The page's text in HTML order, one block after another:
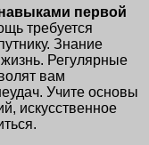
первой
требуется
Знание
Регулярные
вам
Учите основы
искусственное